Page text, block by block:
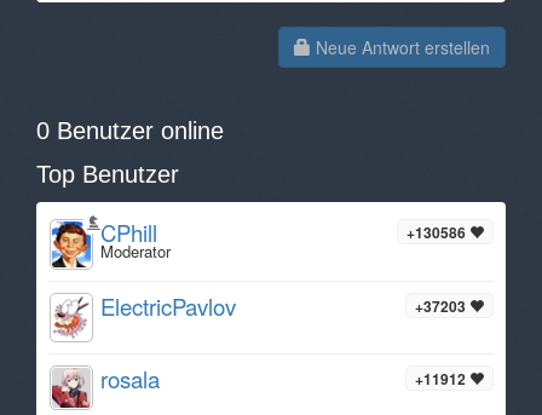
Neue Antwort erstellen
0 Benutzer online
Top Benutzer
+130586
CPhill
Moderator
+37203
ElectricPavlov
+11912
rosala